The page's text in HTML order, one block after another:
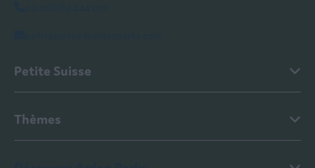
Petite Suisse
Thèmes